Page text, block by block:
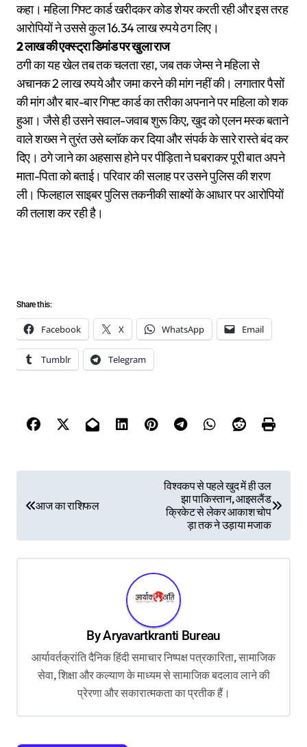
कहा। महिला गिफ्ट कार्ड खरीदकर कोड शेयर करती रही और इस तरह
आरोपियों ने उससे कुल 16.34 लाख रुपये ठग लिए।
2 लाख की एक्स्ट्रा डिमांड पर खुला राज
ठगी का यह खेल तब तक चलता रहा, जब तक जेम्स ने महिला से
अचानक 2 लाख रुपये और जमा करने की मांग नहीं की। लगातार पैसों
की मांग और बार-बार गिफ्ट कार्ड का तरीका अपनाने पर महिला को शक
हुआ। जैसे ही उसने सवाल-जवाब शुरू किए, खुद को एलन मस्क बताने
वाले शख्स ने तुरंत उसे ब्लॉक कर दिया और संपर्क के सारे रास्ते बंद कर
दिए। ठगे जाने का अहसास होने पर पीड़िता ने घबराकर पूरी बात अपने
माता-पिता को बताई। परिवार की सलाह पर उसने पुलिस की शरण
ली। फिलहाल साइबर पुलिस तकनीकी साक्ष्यों के आधार पर आरोपियों
की तलाश कर रही है।
Share this:
Facebook X WhatsApp Email
Tumblr Telegram
आज का राशिफल
विश्वकप से पहले खुद में ही उल
झा पाकिस्तान, आइसलैंड
क्रिकेट से लेकर आकाश चोप
ड़ा तक ने उड़ाया मजाक
ByAryavartkranti Bureau
आर्यावर्तक्रांति दैनिक हिंदी समाचार निष्पक्ष पत्रकारिता, सामाजिक
सेवा, शिक्षा और कल्याण के माध्यम से सामाजिक बदलाव लाने की
प्रेरणा और सकारात्मकता का प्रतीक हैं।